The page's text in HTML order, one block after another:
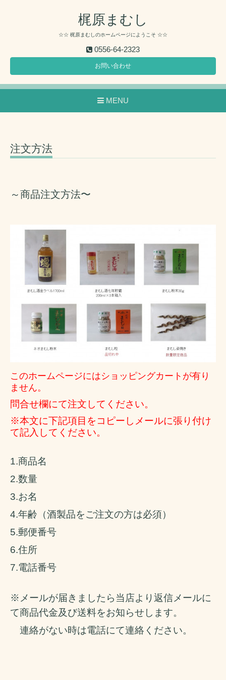
梶原まむし
☆☆ 梶原まむしのホームページにようこそ ☆☆
0556-64-2323
お問い合わせ
MENU
注文方法
～商品注文方法〜
このホームページにはショッピングカートが有り
ません。
問合せ欄にて注文してください。
※本文に下記項目をコピーしメールに張り付け
て記入してください。
1.商品名
2.数量
3.お名
4.年齢（酒製品をご注文の方は必須）
5.郵便番号
6.住所
7.電話番号
※メールが届きましたら当店より返信メールに
て商品代金及び送料をお知らせします。
連絡がない時は電話にて連絡ください。